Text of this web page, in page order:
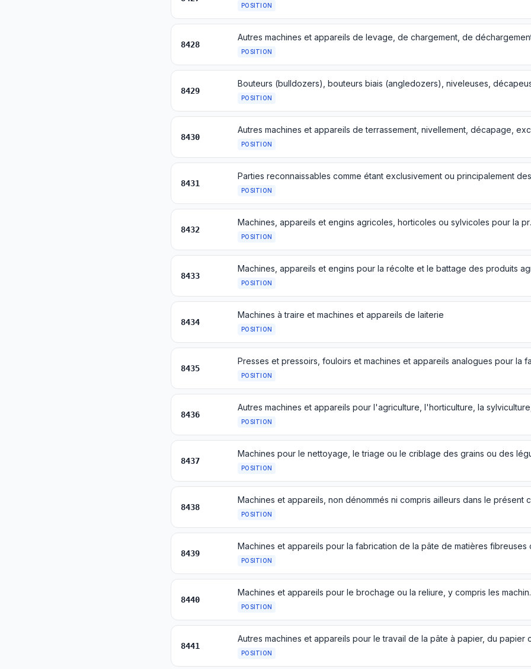
POSITION
8428
POSITION
8429
POSITION
8430
POSITION
8431
POSITION
8432
Machines,
POSITION
8433
POSITION
8434
Machines à traire et machines et appareils de laiterie
POSITION
8435
POSITION
8436
POSITION
8437
POSITION
8438
POSITION
8439
POSITION
8440
Machines et
POSITION
8441
POSITION